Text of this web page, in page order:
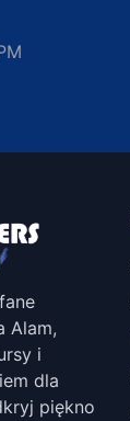
Alam,
i
dla
piękno